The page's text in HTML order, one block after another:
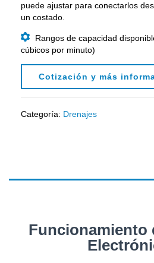
puede ajustar para conectarlos
un costado.
 Rangos de capacidad
cúbicos por minuto)
Cotización y más
Categoría: Drenajes
Funcionamiento